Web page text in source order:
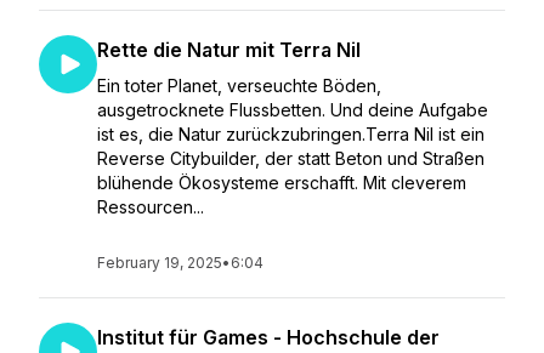
Rette die Natur mit Terra Nil
Ein toter Planet, verseuchte Böden,
ausgetrocknete Flussbetten. Und deine Aufgabe
ist es, die Natur zurückzubringen.Terra Nil ist ein
Reverse Citybuilder, der statt Beton und Straßen
blühende Ökosysteme erschafft. Mit cleverem
Ressourcen...
February 19, 2025• 6:04
Institut für Games - Hochschule der